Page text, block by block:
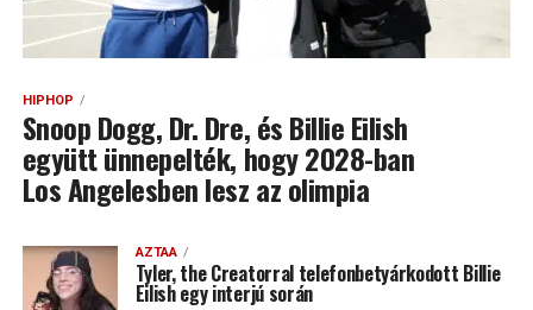
HIPHOP
Snoop Dogg, Dr. Dre, és Billie Eilish
együtt ünnepelték, hogy 2028-ban
Los Angelesben lesz az olimpia
AZTAA
Tyler, the Creatorral telefonbetyárkodott Billie
Eilish egy interjú során